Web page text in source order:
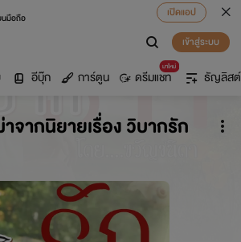
มือถือ
เปิดแอป
เข้าสู่ระบบ
อีบุ๊ก การ์ตูน
มาใหม่
ดรีมแชท ธัญลิสต์
จากนิยายเรื่อง วิบากรัก